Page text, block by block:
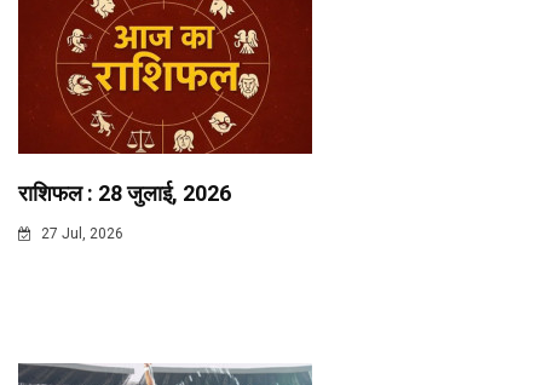
राशिफल : 28 जुलाई, 2026
27 Jul, 2026